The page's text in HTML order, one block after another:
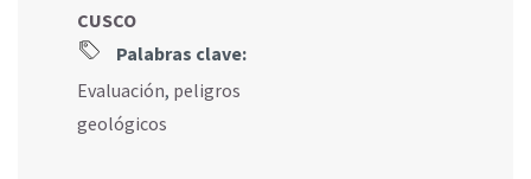
CUSCO
Palabras clave:
Evaluación, peligros
geológicos